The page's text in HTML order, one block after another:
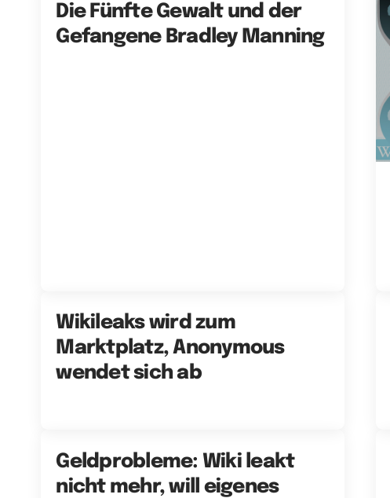
Die Fünfte Gewalt und der
Gefangene Bradley Manning
Wikileaks wird zum
Marktplatz, Anonymous
wendet sich ab
Geldprobleme: Wiki leakt
nicht mehr, will eigenes